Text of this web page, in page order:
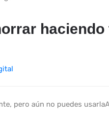
haciendo
pero aún no puedes